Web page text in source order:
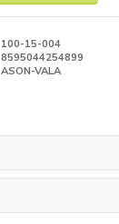
100-15-004
8595044254899
ASON-VALA